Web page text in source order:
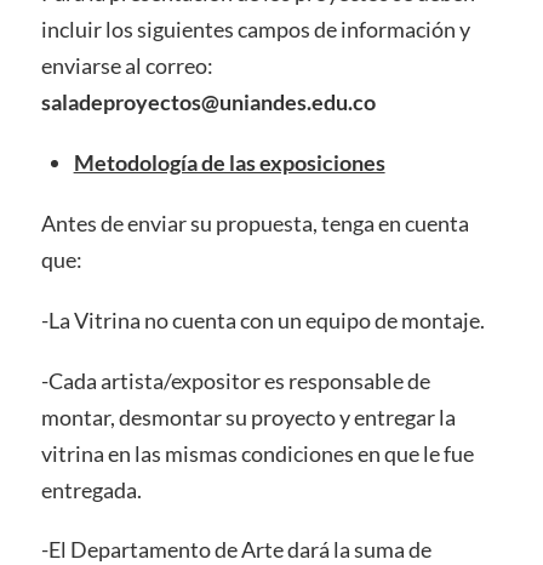
incluir los siguientes campos de información y
enviarse al correo:
saladeproyectos@uniandes.edu.co
Metodología de las exposiciones
Antes de enviar su propuesta, tenga en cuenta
que:
-La Vitrina no cuenta con un equipo de montaje.
-Cada artista/expositor es responsable de
montar, desmontar su proyecto y entregar la
vitrina en las mismas condiciones en que le fue
entregada.
-El Departamento de Arte dará la suma de